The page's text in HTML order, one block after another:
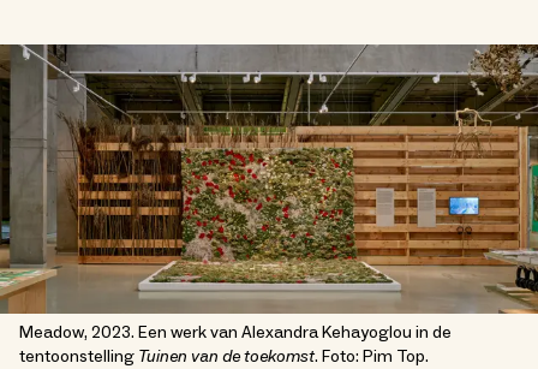
Meadow, 2023. Een werk van Alexandra Kehayoglou in de
tentoonstelling Tuinen van de toekomst. Foto: Pim Top.